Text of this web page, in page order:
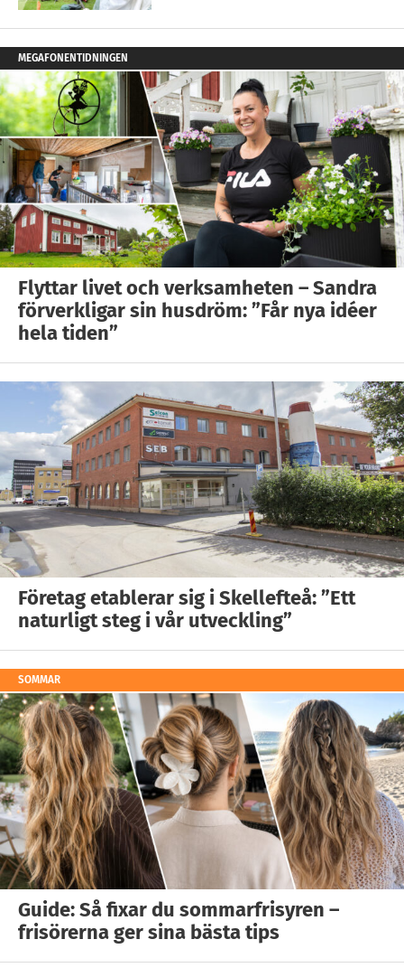
MEGAFONENTIDNINGEN
Flyttar livet och verksamheten – Sandra
förverkligar sin husdröm: ”Får nya idéer
hela tiden”
Företag etablerar sig i Skellefteå: ”Ett
naturligt steg i vår utveckling”
SOMMAR
Guide: Så fixar du sommarfrisyren –
frisörerna ger sina bästa tips